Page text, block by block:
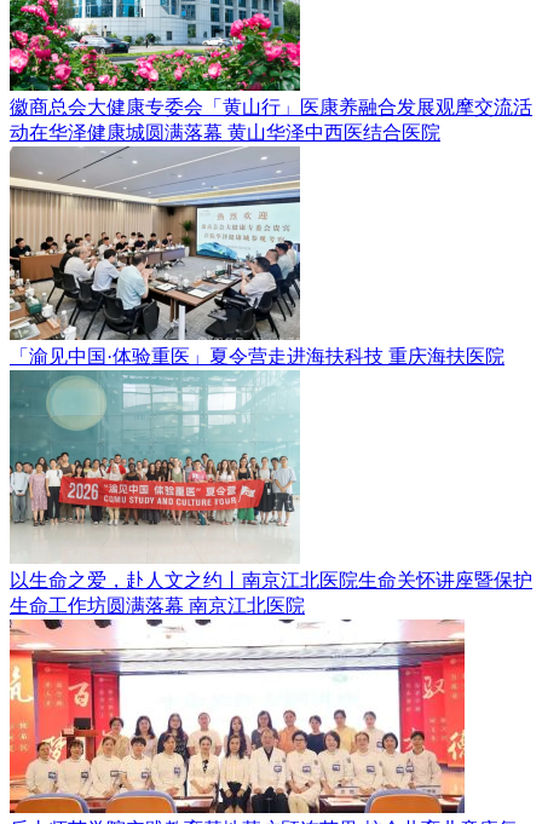
徽商总会大健康专委会「黄山行」医康养融合发展观摩交流活
动在华泽健康城圆满落幕 黄山华泽中西医结合医院
「渝见中国·体验重医」夏令营走进海扶科技 重庆海扶医院
以生命之爱，赴人文之约丨南京江北医院生命关怀讲座暨保护
生命工作坊圆满落幕 南京江北医院